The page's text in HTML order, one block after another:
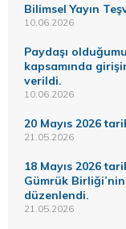
Bilimsel Yayın
10.06.2026
Paydaşı
kapsamında
verildi.
10.06.2026
20 Mayıs 2026
21.05.2026
18 Mayıs 2026
Gümrük
düzenlendi.
21.05.2026